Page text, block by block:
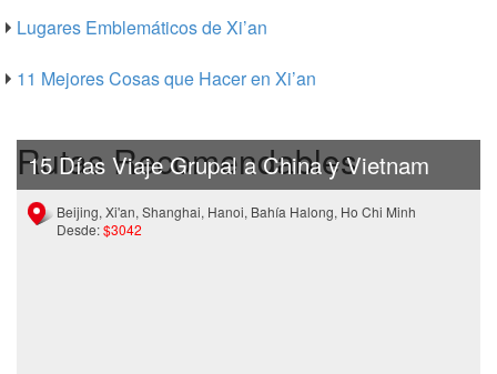
Lugares Emblemáticos de Xi’an
11 Mejores Cosas que Hacer en Xi’an
Rutas Recomendables
15 Días Viaje Grupal a China y Vietnam
Beijing, Xi'an, Shanghai, Hanoi, Bahía Halong, Ho Chi Minh
Desde:$3042